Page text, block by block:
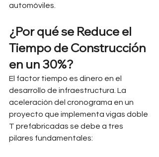
automóviles.
¿Por qué se Reduce el
Tiempo de Construcción
en un 30%?
El factor tiempo es dinero en el
desarrollo de infraestructura. La
aceleración del cronograma en un
proyecto que implementa vigas doble
T prefabricadas se debe a tres
pilares fundamentales: